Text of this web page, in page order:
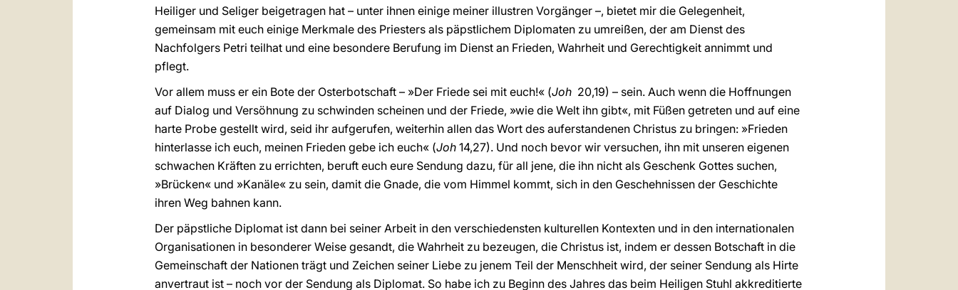
Heiliger und Seliger beigetragen hat – unter ihnen einige meiner illustren Vorgänger –, bietet mir die Gelegenheit,
gemeinsam mit euch einige Merkmale des Priesters als päpstlichem Diplomaten zu umreißen, der am Dienst des
Nachfolgers Petri teilhat und eine besondere Berufung im Dienst an Frieden, Wahrheit und Gerechtigkeit annimmt und
pflegt.
Vor allem muss er ein Bote der Osterbotschaft – »Der Friede sei mit euch!« (Joh 20,19) – sein. Auch wenn die Hoffnungen
auf Dialog und Versöhnung zu schwinden scheinen und der Friede, »wie die Welt ihn gibt«, mit Füßen getreten und auf eine
harte Probe gestellt wird, seid ihr aufgerufen, weiterhin allen das Wort des auferstandenen Christus zu bringen: »Frieden
hinterlasse ich euch, meinen Frieden gebe ich euch« (Joh 14,27). Und noch bevor wir versuchen, ihn mit unseren eigenen
schwachen Kräften zu errichten, beruft euch eure Sendung dazu, für all jene, die ihn nicht als Geschenk Gottes suchen,
»Brücken« und »Kanäle« zu sein, damit die Gnade, die vom Himmel kommt, sich in den Geschehnissen der Geschichte
ihren Weg bahnen kann.
Der päpstliche Diplomat ist dann bei seiner Arbeit in den verschiedensten kulturellen Kontexten und in den internationalen
Organisationen in besonderer Weise gesandt, die Wahrheit zu bezeugen, die Christus ist, indem er dessen Botschaft in die
Gemeinschaft der Nationen trägt und Zeichen seiner Liebe zu jenem Teil der Menschheit wird, der seiner Sendung als Hirte
anvertraut ist – noch vor der Sendung als Diplomat. So habe ich zu Beginn des Jahres das beim Heiligen Stuhl akkreditierte